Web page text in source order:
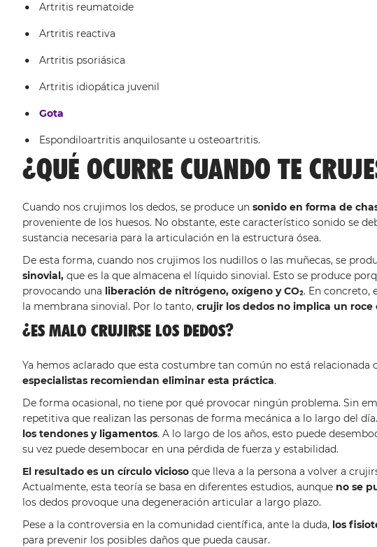
Artritis reumatoide
Artritis reactiva
Artritis psoriásica
Artritis idiopática juvenil
Gota
Espondiloartritis anquilosante u osteoartritis.
¿QUÉ OCURRE CUANDO TE
Cuando nos crujimos los dedos, se produce un sonido en forma de
proveniente de los huesos. No obstante, este característico sonido se
sustancia necesaria para la articulación en la estructura ósea.
De esta forma, cuando nos crujimos los nudillos o las muñecas, se
sinovial, que es la que almacena el líquido sinovial. Esto se produce
provocando una liberación de nitrógeno, oxígeno y CO₂. En concreto,
la membrana sinovial. Por lo tanto, crujir los dedos no implica un
¿ES MALO CRUJIRSE LOS DEDOS?
Ya hemos aclarado que esta costumbre tan común no está
especialistas recomiendan eliminar esta práctica.
De forma ocasional, no tiene por qué provocar ningún problema. Sin
repetitiva que realizan las personas de forma mecánica a lo largo del
los tendones y ligamentos. A lo largo de los años, esto puede
su vez puede desembocar en una pérdida de fuerza y estabilidad.
El resultado es un círculo vicioso que lleva a la persona a volver a
Actualmente, esta teoría se basa en diferentes estudios, aunque no se
los dedos provoque una degeneración articular a largo plazo.
Pese a la controversia en la comunidad científica, ante la duda, los
para prevenir los posibles daños que pueda causar.